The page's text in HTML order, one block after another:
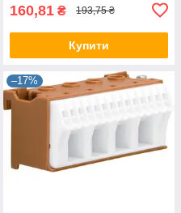
160,81 ₴ 193,75 ₴
Купити
–17%